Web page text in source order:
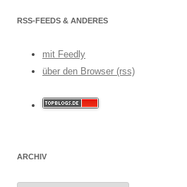
RSS-FEEDS & ANDERES
mit Feedly
über den Browser (rss)
ARCHIV